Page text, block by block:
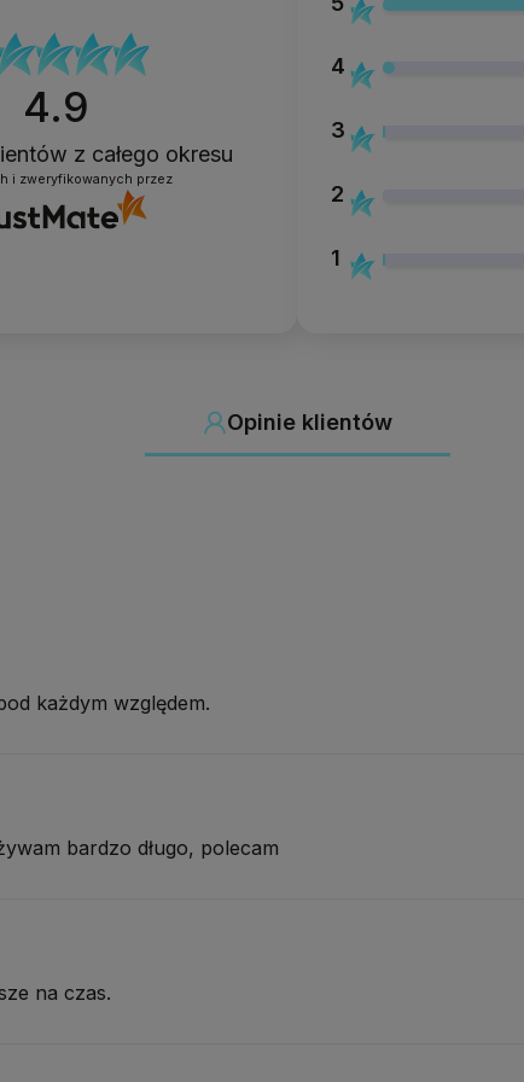
Niska kwasowość i niski indeks lepkości
CZAS UTWARDZANIA
Lampa LED 36 W: 60 sekund
Warstwa dyspersyjna: tak
4.9
z całego okresu
i zweryfikowanych przez
4
3
2
1
Opinie klientów
każdym względem.
bardzo długo, polecam
na czas.